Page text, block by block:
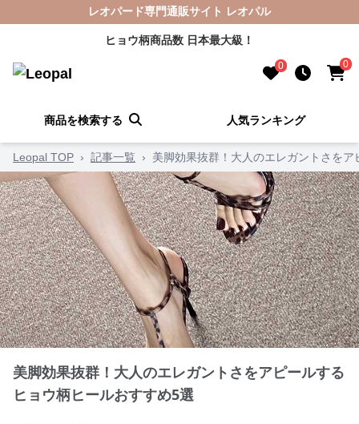
レオパード専門通販サイト レオパル
ヒョウ柄商品数 日本最大級！
0 0
商品を検索する 人気ランキング
Leopal TOP › 記事一覧 › 美脚効果抜群！大人のエレガントさを
美脚効果抜群！大人のエレガントさをアピールする
ヒョウ柄ヒールおすすめ5選